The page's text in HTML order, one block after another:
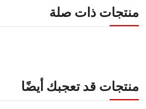
منتجات ذات صلة
منتجات قد تعجبك أيضًا